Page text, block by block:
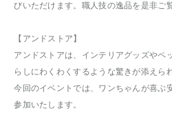
びいただけます。職人技の逸品を是非ご
【アンドストア】
アンドストアは、インテリアグッズやペ
らしにわくわくするような驚きが添えら
今回のイベントでは、ワンちゃんが喜ぶ
参加いたします。